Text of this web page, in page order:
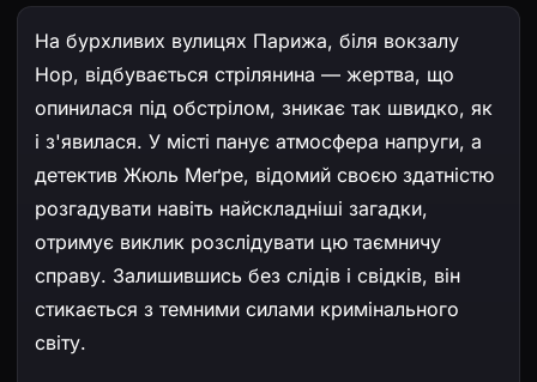
На бурхливих вулицях Парижа, біля вокзалу
Нор, відбувається стрілянина — жертва, що
опинилася під обстрілом, зникає так швидко, як
і з'явилася. У місті панує атмосфера напруги, а
детектив Жюль Меґре, відомий своєю здатністю
розгадувати навіть найскладніші загадки,
отримує виклик розслідувати цю таємничу
справу. Залишившись без слідів і свідків, він
стикається з темними силами кримінального
світу.